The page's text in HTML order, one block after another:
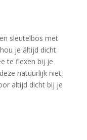
sleutelbos met
je áltijd dicht
te flexen bij je
natuurlijk niet,
altijd dicht bij je